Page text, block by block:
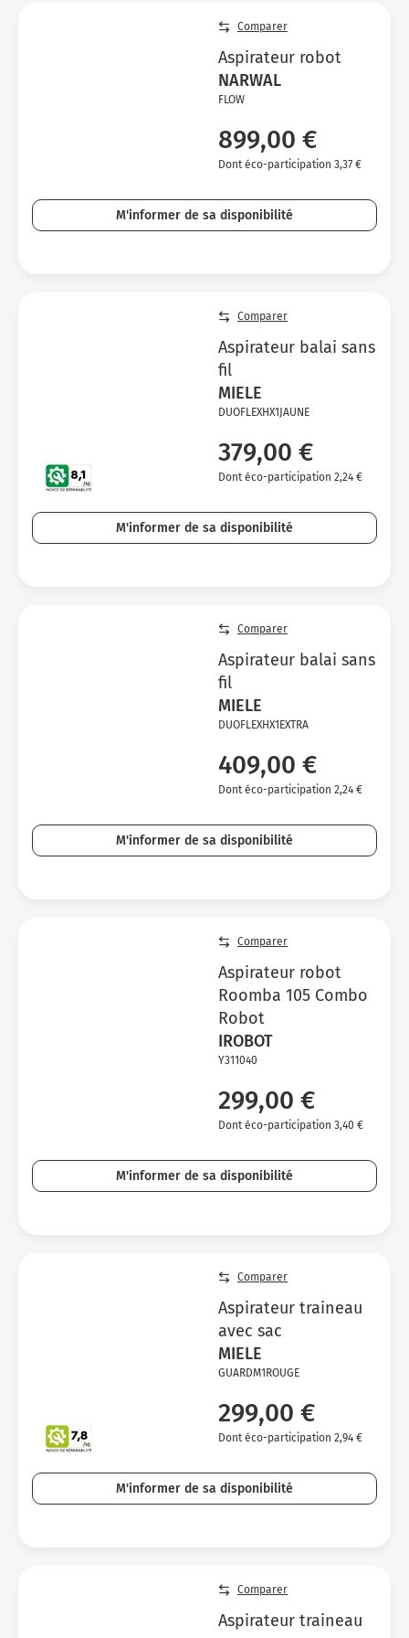
Comparer
Aspirateur robot
NARWAL
FLOW
899,00 €
Dont éco-participation 3,37 €
M'informer de sa disponibilité
Comparer
Aspirateur balai sans
fil
MIELE
DUOFLEXHX1JAUNE
379,00 €
Dont éco-participation 2,24 €
M'informer de sa disponibilité
Comparer
Aspirateur balai sans
fil
MIELE
DUOFLEXHX1EXTRA
409,00 €
Dont éco-participation 2,24 €
M'informer de sa disponibilité
Comparer
Aspirateur robot
Roomba 105 Combo
Robot
IROBOT
Y311040
299,00 €
Dont éco-participation 3,40 €
M'informer de sa disponibilité
Comparer
Aspirateur traineau
avec sac
MIELE
GUARDM1ROUGE
299,00 €
Dont éco-participation 2,94 €
M'informer de sa disponibilité
Comparer
Aspirateur traineau